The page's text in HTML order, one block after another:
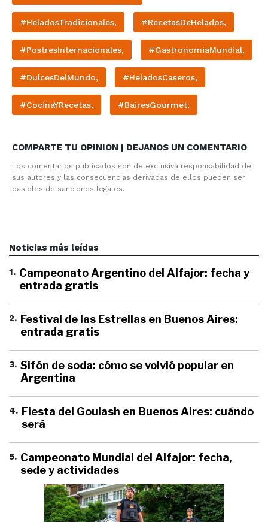
#HeladosTradicionales, #RecetasDeHelados,
#PostresInternacionales, #GastronomiaMundial,
#DulcesDelMundo, #HeladosCaseros,
#CocinaYRecetas, #BairesGourmet,
COMPARTE TU OPINION | DEJANOS UN COMENTARIO
Los comentarios publicados son de exclusiva responsabilidad de
sus autores y las consecuencias derivadas de ellos pueden ser
pasibles de sanciones legales.
Noticias más leídas
1. Campeonato Argentino del Alfajor: fecha y
entrada gratis
2. Festival de las Estrellas en Buenos Aires:
entrada gratis
3. Sifón de soda: cómo se volvió popular en
Argentina
4. Fiesta del Goulash en Buenos Aires: cuándo
será
5. Campeonato Mundial del Alfajor: fecha,
sede y actividades